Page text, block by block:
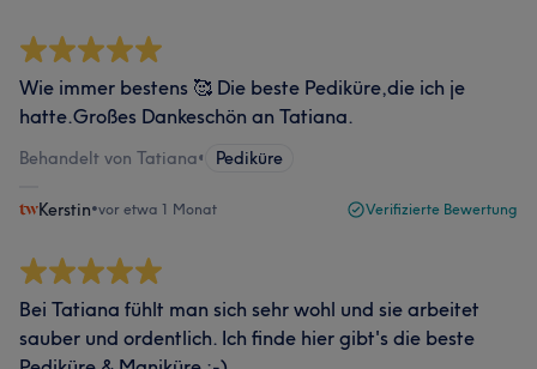
Wie immer bestens 🥰 Die beste Pediküre,die ich je
hatte.Großes Dankeschön an Tatiana.
Behandelt von Tatiana• Pediküre
Kerstin•vor etwa 1 Monat Verifizierte Bewertung
Bei Tatiana fühlt man sich sehr wohl und sie arbeitet
sauber und ordentlich. Ich finde hier gibt's die beste